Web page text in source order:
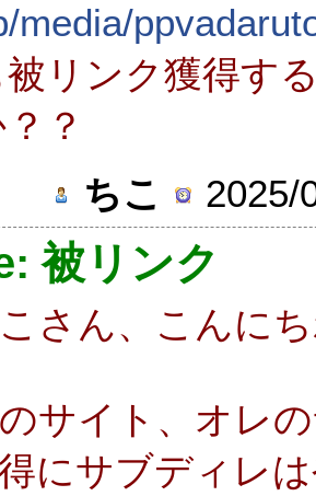
media/
被リンク獲得す
？
ちこ
2025/
被リンク
さん、こんに
サイト、オレ
にサブディレ